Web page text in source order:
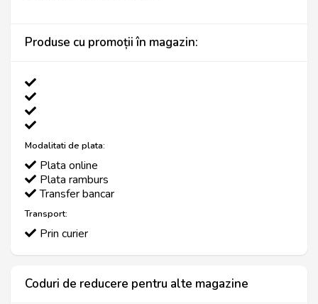
Produse cu promoții în magazin:
Modalitati de plata:
Plata online
Plata ramburs
Transfer bancar
Transport:
Prin curier
Coduri de reducere pentru alte magazine